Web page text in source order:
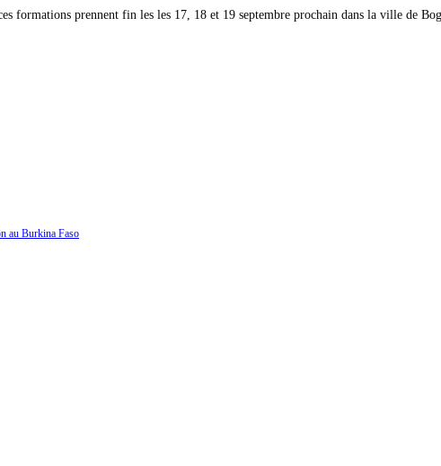
formations prennent fin les les 17, 18 et 19 septembre prochain dans la ville de
au Burkina Faso